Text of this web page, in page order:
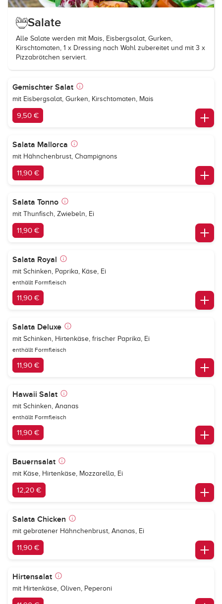
Salate
Alle Salate werden mit Mais, Eisbergsalat, Gurken,
Kirschtomaten, 1 x Dressing nach Wahl zubereitet und mit 3 x
Pizzabrötchen serviert.
Gemischter Salat
mit Eisbergsalat, Gurken, Kirschtomaten, Mais
9,50 €
Salata Mallorca
mit Hähnchenbrust, Champignons
11,90 €
Salata Tonno
mit Thunfisch, Zwiebeln, Ei
11,90 €
Salata Royal
mit Schinken, Paprika, Käse, Ei
enthällt Formfleisch
11,90 €
Salata Deluxe
mit Schinken, Hirtenkäse, frischer Paprika, Ei
enthällt Formfleisch
11,90 €
Hawaii Salat
mit Schinken, Ananas
enthällt Formfleisch
11,90 €
Bauernsalat
mit Käse, Hirtenkäse, Mozzarella, Ei
12,20 €
Salata Chicken
mit gebratener Hähnchenbrust, Ananas, Ei
11,90 €
Hirtensalat
mit Hirtenkäse, Oliven, Peperoni